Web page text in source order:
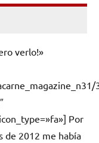
verlo!»
Por
de 2012 me había